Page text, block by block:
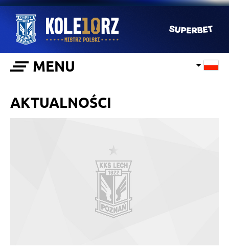
MENU
AKTUALNOŚCI